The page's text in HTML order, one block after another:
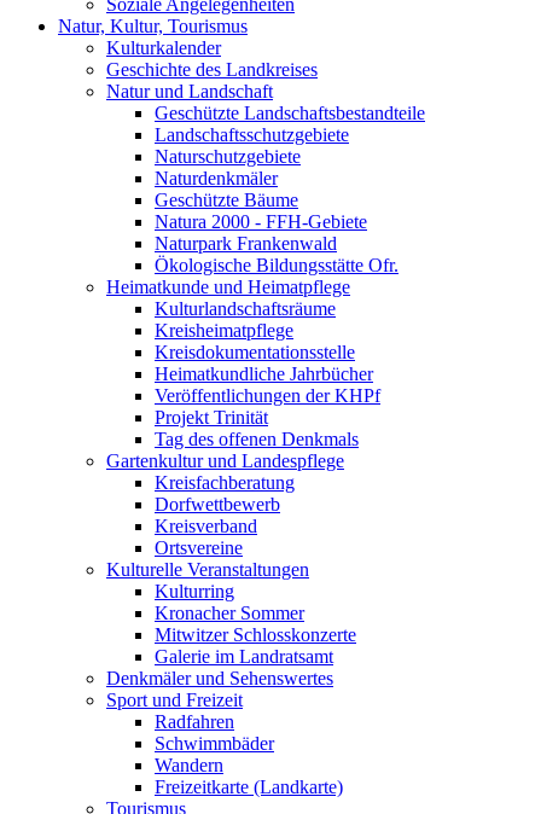
Soziale Angelegenheiten
Natur, Kultur, Tourismus
Kulturkalender
Geschichte des Landkreises
Natur und Landschaft
Geschützte Landschaftsbestandteile
Landschaftsschutzgebiete
Naturschutzgebiete
Naturdenkmäler
Geschützte Bäume
Natura 2000 - FFH-Gebiete
Naturpark Frankenwald
Ökologische Bildungsstätte Ofr.
Heimatkunde und Heimatpflege
Kulturlandschaftsräume
Kreisheimatpflege
Kreisdokumentationsstelle
Heimatkundliche Jahrbücher
Veröffentlichungen der KHPf
Projekt Trinität
Tag des offenen Denkmals
Gartenkultur und Landespflege
Kreisfachberatung
Dorfwettbewerb
Kreisverband
Ortsvereine
Kulturelle Veranstaltungen
Kulturring
Kronacher Sommer
Mitwitzer Schlosskonzerte
Galerie im Landratsamt
Denkmäler und Sehenswertes
Sport und Freizeit
Radfahren
Schwimmbäder
Wandern
Freizeitkarte (Landkarte)
Tourismus